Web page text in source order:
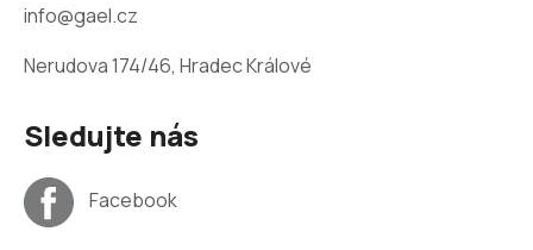
info@gael.cz
Nerudova 174/46, Hradec Králové
Sledujte nás
Facebook